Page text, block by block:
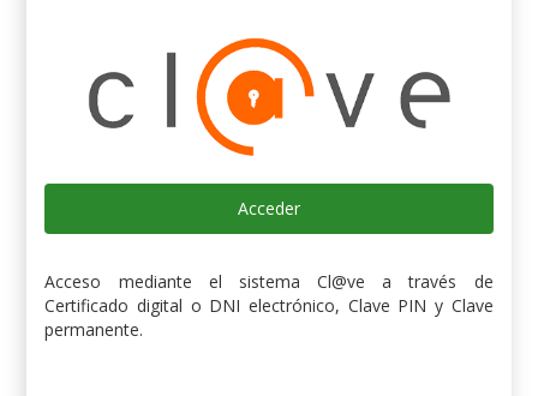
Acceder
Acceso mediante el sistema Cl@ve a través de
Certificado digital o DNI electrónico, Clave PIN y Clave
permanente.